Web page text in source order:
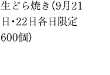
生どら焼き（9月21
日・22日各日限定
600個）